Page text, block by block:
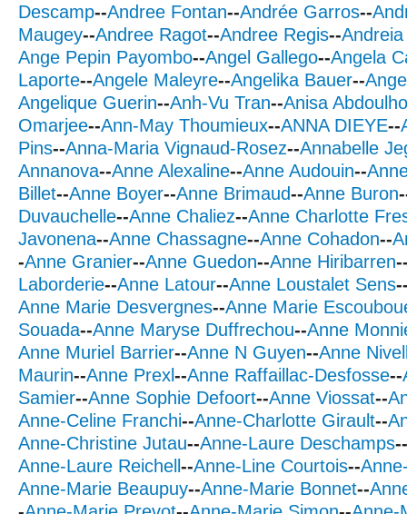
Descamp--Andree Fontan--Andrée Garros--
Maugey--Andree Ragot--Andree Regis--
Ange Pepin Payombo--Angel Gallego--Angela
Laporte--Angele Maleyre--Angelika Bauer--
Angelique Guerin--Anh-Vu Tran--Anisa
Omarjee--Ann-May Thoumieux--ANNA DIEYE--
Pins--Anna-Maria Vignaud-Rosez--Annabelle
Annanova--Anne Alexaline--Anne Audouin--
Billet--Anne Boyer--Anne Brimaud--Anne Buron
Duvauchelle--Anne Chaliez--Anne Charlotte
Javonena--Anne Chassagne--Anne Cohadon--
-Anne Granier--Anne Guedon--Anne Hiribarren
Laborderie--Anne Latour--Anne Loustalet Sens
Anne Marie Desvergnes--Anne Marie
Souada--Anne Maryse Duffrechou--Anne
Anne Muriel Barrier--Anne N Guyen--Anne
Maurin--Anne Prexl--Anne Raffaillac-Desfosse--
Samier--Anne Sophie Defoort--Anne Viossat--
Anne-Celine Franchi--Anne-Charlotte Girault--
Anne-Christine Jutau--Anne-Laure Deschamps--
Anne-Laure Reichell--Anne-Line Courtois--
Anne-Marie Beaupuy--Anne-Marie Bonnet--